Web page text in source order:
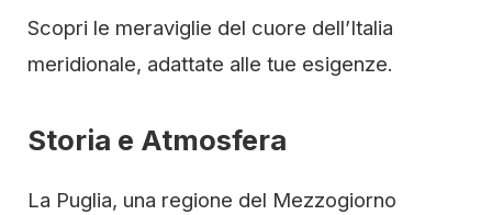
Scopri le meraviglie del cuore dell’Italia
meridionale, adattate alle tue esigenze.
Storia e Atmosfera
La Puglia, una regione del Mezzogiorno